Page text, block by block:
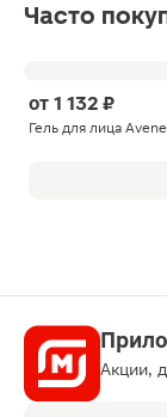
Часто
от 1 132 ₽
Гель для лица
Акции,